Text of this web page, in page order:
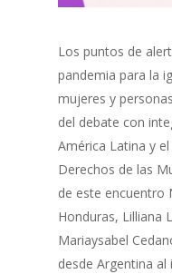
Los puntos de
pandemia para la
mujeres y
del debate con
América Latina y
Derechos de las
de este encuentro
Honduras, Lilliana
Mariaysabel
desde Argentina al